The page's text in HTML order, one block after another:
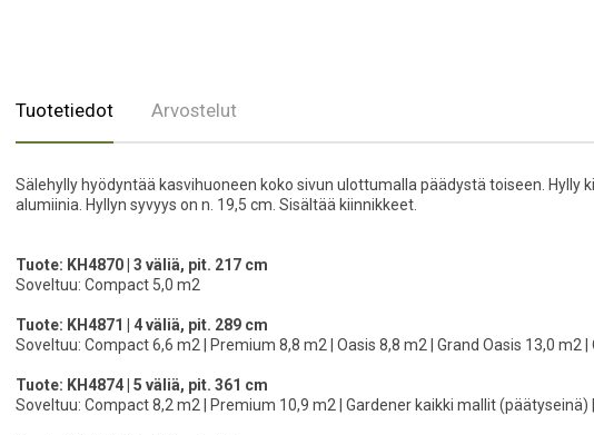
Tuotetiedot Arvostelut
Sälehylly hyödyntää kasvihuoneen koko sivun ulottumalla päädystä toiseen.
alumiinia. Hyllyn syvyys on n. 19,5 cm. Sisältää kiinnikkeet.
Tuote: KH4870 | 3 väliä, pit. 217 cm
Soveltuu: Compact 5,0 m2
Tuote: KH4871 | 4 väliä, pit. 289 cm
Soveltuu: Compact 6,6 m2 | Premium 8,8 m2 | Oasis 8,8 m2 | Grand Oasis 13,0 m2
Tuote: KH4874 | 5 väliä, pit. 361 cm
Soveltuu: Compact 8,2 m2 | Premium 10,9 m2 | Gardener kaikki mallit (päätyseinä)